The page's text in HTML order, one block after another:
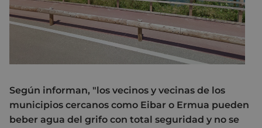
Según informan, "los vecinos y vecinas de los
municipios cercanos como Eibar o Ermua pueden
beber agua del grifo con total seguridad y no se